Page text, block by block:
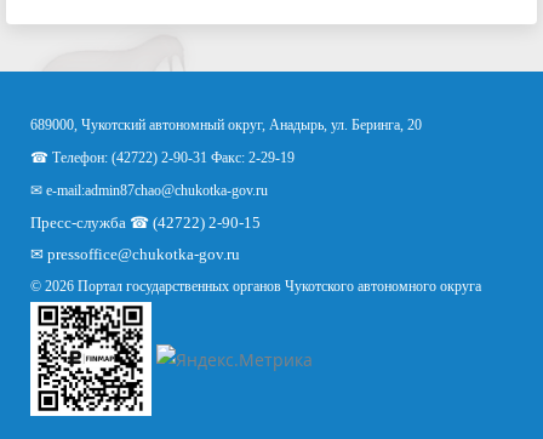
689000, Чукотский автономный округ, Анадырь, ул. Беринга, 20
☎ Телефон: (42722) 2-90-31 Факс: 2-29-19
✉ e-mail:admin87chao@chukotka-gov.ru
Пресс-служба ☎ (42722) 2-90-15
✉ pressoffice@chukotka-gov.ru
© 2026 Портал государственных органов Чукотского автономного округа